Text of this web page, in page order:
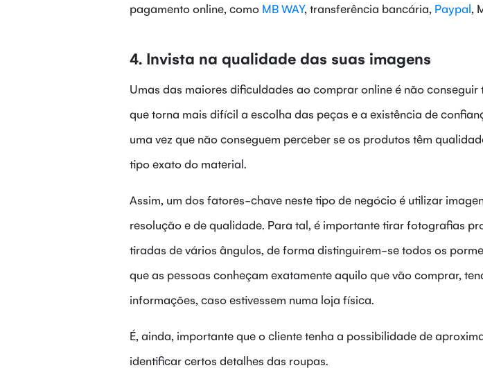
pagamento online, como MB WAY, transferência bancária, Paypal,
4. Invista na qualidade das suas imagens
Umas das maiores dificuldades ao comprar online é não
que torna mais difícil a escolha das peças e a existência de
uma vez que não conseguem perceber se os produtos têm
tipo exato do material.
Assim, um dos fatores-chave neste tipo de negócio é utilizar
resolução e de qualidade. Para tal, é importante tirar fotografias
tiradas de vários ângulos, de forma distinguirem-se todos os
que as pessoas conheçam exatamente aquilo que vão comprar,
informações, caso estivessem numa loja física.
É, ainda, importante que o cliente tenha a possibilidade de
identificar certos detalhes das roupas.